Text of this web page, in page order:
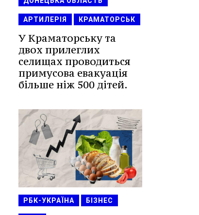
АРТИЛЕРІЯ КРАМАТОРСЬК
У Краматорську та
двох прилеглих
селищах проводиться
примусова евакуація
більше ніж 500 дітей.
РБК-УКРАЇНА БІЗНЕС